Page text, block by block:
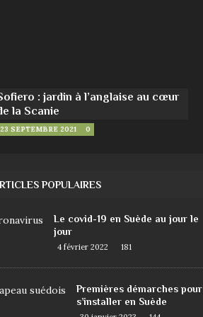
: jardin à l’anglaise au cœur
la Scanie
23 SEPTEMBRE 2021 0
POPULAIRES
Le covid-19 en Suède au jour le
jour
4 février 2022 181
Premières démarches pour
s’installer en Suède